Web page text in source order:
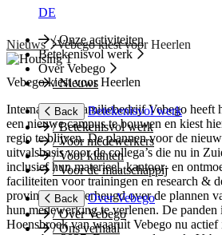
DE
/Onze activiteiten
Betekenisvol werk
Over Vebego
/Nieuws
Back
Betekenisvol werk
/Betekenisvol werk
/Voor medewerkers
/Voor klanten
/Voor de maatschappij
Back
Over Vebego
/Over Vebego
/Ons verhaal
Nieuws Vebego kiest voor Heerlen
Vebego kiest voor Heerlen
Internationaal familiebedrijf Vebego heeft
een nieuwe campus te bouwen en kiest
regio te blijven. De plannen voor de
uitvalsbasis voor de collega’s die nu in
inclusief hun materieel, kantoor- en
faciliteiten voor trainingen en research &
provincie zijn verheugd over de plannen
hun medewerking te verlenen. De panden
Hoensbroek van waaruit Vebego nu